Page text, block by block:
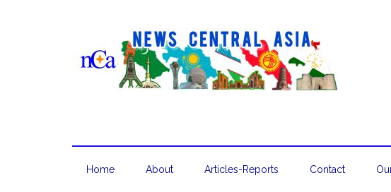
Home About Articles-Reports Contact